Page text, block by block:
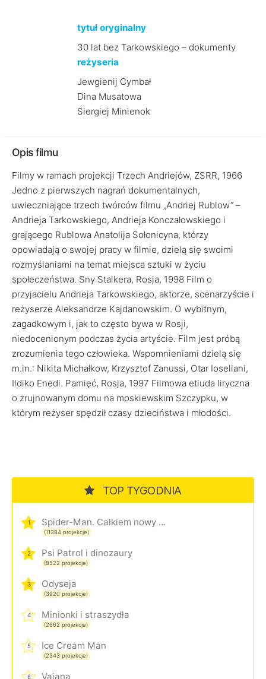
tytuł oryginalny
30 lat bez Tarkowskiego – dokumenty
reżyseria
Jewgienij Cymbał
Dina Musatowa
Siergiej Minienok
Opis filmu
Filmy w ramach projekcji Trzech Andriejów, ZSRR, 1966
Jedno z pierwszych nagrań dokumentalnych,
uwieczniające trzech twórców filmu „Andriej Rublow” –
Andrieja Tarkowskiego, Andrieja Konczałowskiego i
grającego Rublowa Anatolija Sołonicyna, którzy
opowiadają o swojej pracy w filmie, dzielą się swoimi
rozmyślaniami na temat miejsca sztuki w życiu
społeczeństwa. Sny Stalkera, Rosja, 1998 Film o
przyjacielu Andrieja Tarkowskiego, aktorze, scenarzyście i
reżyserze Aleksandrze Kajdanowskim. O wybitnym,
zagadkowym i, jak to często bywa w Rosji,
niedocenionym podczas życia artyście. Film jest próbą
zrozumienia tego człowieka. Wspomnieniami dzielą się
m.in.: Nikita Michałkow, Krzysztof Zanussi, Otar Ioseliani,
Ildiko Enedi. Pamięć, Rosja, 1997 Filmowa etiuda liryczna
o zrujnowanym domu na moskiewskim Szczypku, w
którym reżyser spędził czasy dzieciństwa i młodości.
TOP TYGODNIA
1 Spider-Man. Całkiem nowy dzień
(11384 projekcje)
2 Psi Patrol i dinozaury
(8522 projekcje)
3 Odyseja
(3920 projekcje)
4 Minionki i straszydła
(2662 projekcje)
5 Ice Cream Man
(2343 projekcje)
6 Vaiana